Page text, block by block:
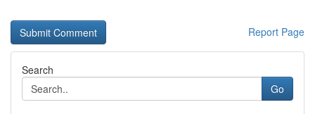
Report Page
Search
Go